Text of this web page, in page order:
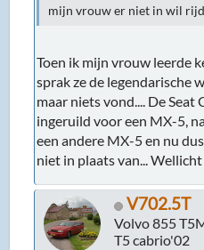
mijn vrouw er niet in wil
Toen ik mijn vrouw leerde
sprak ze de legendarische
maar niets vond.... De Seat
ingeruild voor een MX-5,
een andere MX-5 en nu
niet in plaats van...
V702.5T
Volvo 855
T5 cabrio'02